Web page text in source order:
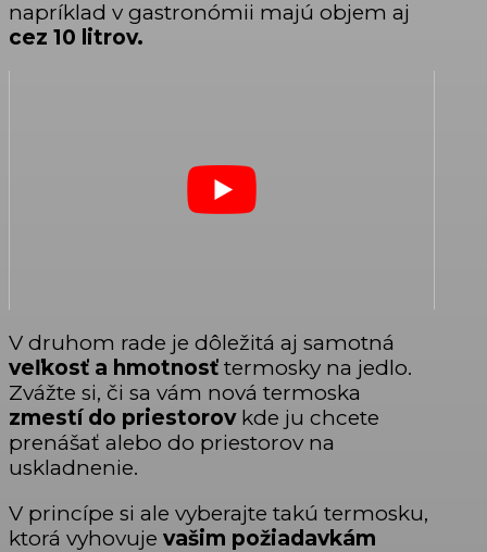
napríklad v gastronómii majú objem aj
cez 10 litrov.
V druhom rade je dôležitá aj samotná
veľkosť a hmotnosť termosky na jedlo.
Zvážte si, či sa vám nová termoska
zmestí do priestorovkde ju chcete
prenášať alebo do priestorov na
uskladnenie.
V princípe si ale vyberajte takú termosku,
ktorá vyhovuje vašim požiadavkám